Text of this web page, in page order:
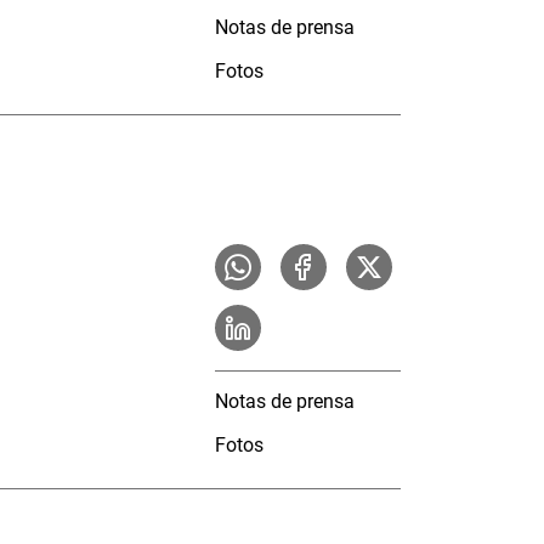
Notas de prensa
Fotos
Notas de prensa
Fotos